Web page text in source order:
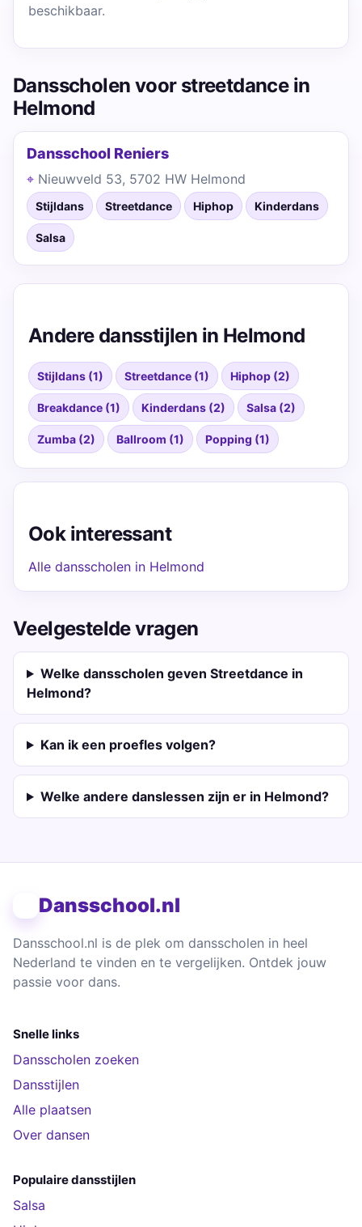
beschikbaar.
Dansscholen voor streetdance in
Helmond
Dansschool Reniers
Nieuwveld 53, 5702 HW Helmond
Stijldans Streetdance Hiphop Kinderdans
Salsa
Andere dansstijlen in Helmond
Stijldans (1) Streetdance (1) Hiphop (2)
Breakdance (1) Kinderdans (2) Salsa (2)
Zumba (2) Ballroom (1) Popping (1)
Ook interessant
Alle dansscholen in Helmond
Veelgestelde vragen
Welke dansscholen geven Streetdance in
Helmond?
Kan ik een proefles volgen?
Welke andere danslessen zijn er in Helmond?
Dansschool.nl
Dansschool.nl is de plek om dansscholen in heel
Nederland te vinden en te vergelijken. Ontdek jouw
passie voor dans.
Snelle links
Dansscholen zoeken
Dansstijlen
Alle plaatsen
Over dansen
Populaire dansstijlen
Salsa